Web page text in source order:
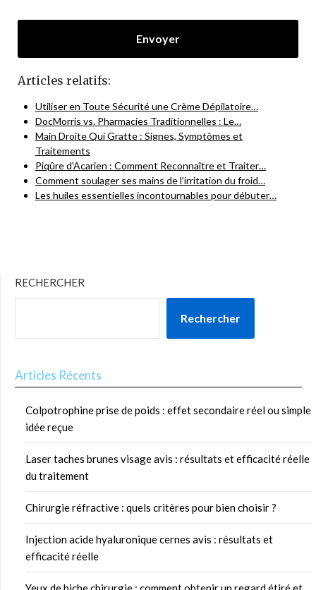
Articles relatifs:
Utiliser en Toute Sécurité une Crème Dépilatoire…
DocMorris vs. Pharmacies Traditionnelles : Le…
Main Droite Qui Gratte : Signes, Symptômes et
Traitements
Piqûre d'Acarien : Comment Reconnaître et Traiter…
Comment soulager ses mains de l’irritation du froid…
Les huiles essentielles incontournables pour débuter…
RECHERCHER
Rechercher
Articles Récents
Colpotrophine prise de poids : effet secondaire réel ou simple
idée reçue
Laser taches brunes visage avis : résultats et efficacité réelle
du traitement
Chirurgie réfractive : quels critères pour bien choisir ?
Injection acide hyaluronique cernes avis : résultats et
efficacité réelle